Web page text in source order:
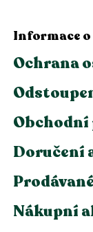
Informace
Ochrana
Doručení
Nákupní